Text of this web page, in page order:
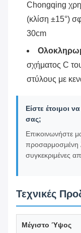
Chongqing
(κλίση ±15°)
30cm
σχήματος C
στύλους με
Είστε έτοιμοι
σας;
Επικοινωνήστε
προσαρμοσμένη
συγκεκριμένες
Τεχνικές
Μέγιστο Ύψος